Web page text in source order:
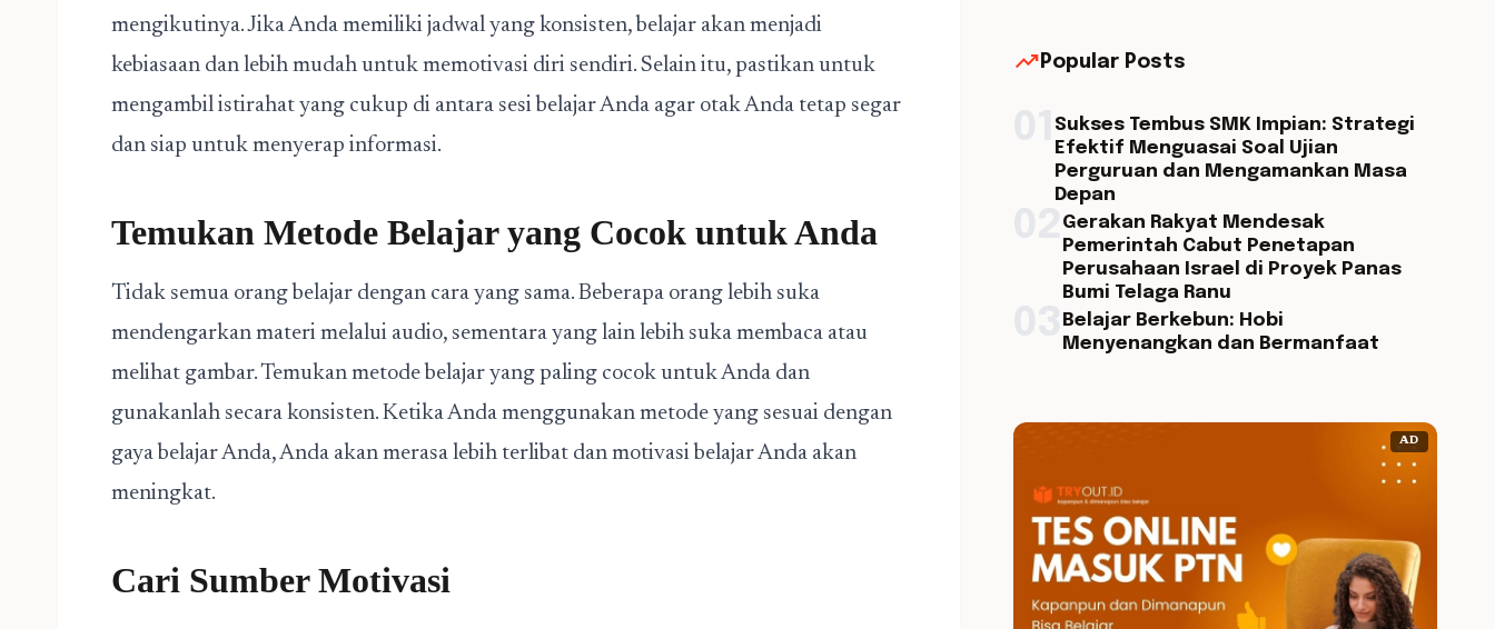
mengikutinya. Jika Anda memiliki jadwal yang konsisten, belajar akan menjadi
kebiasaan dan lebih mudah untuk memotivasi diri sendiri. Selain itu, pastikan untuk
mengambil istirahat yang cukup di antara sesi belajar Anda agar otak Anda tetap segar
dan siap untuk menyerap informasi.
Temukan Metode Belajar yang Cocok untuk Anda
Tidak semua orang belajar dengan cara yang sama. Beberapa orang lebih suka
mendengarkan materi melalui audio, sementara yang lain lebih suka membaca atau
melihat gambar. Temukan metode belajar yang paling cocok untuk Anda dan
gunakanlah secara konsisten. Ketika Anda menggunakan metode yang sesuai dengan
gaya belajar Anda, Anda akan merasa lebih terlibat dan motivasi belajar Anda akan
meningkat.
Cari Sumber Motivasi
trending_up Popular Posts
Sukses Tembus SMK Impian: Strategi
Efektif Menguasai Soal Ujian
Perguruan dan Mengamankan Masa
Depan
Gerakan Rakyat Mendesak
Pemerintah Cabut Penetapan
Perusahaan Israel di Proyek Panas
Bumi Telaga Ranu
Belajar Berkebun: Hobi
Menyenangkan dan Bermanfaat
AD